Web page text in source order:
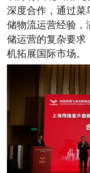
深度合作，通过菜
储物流运营经验 ，
储运营的复杂要求
机拓展国际市场。